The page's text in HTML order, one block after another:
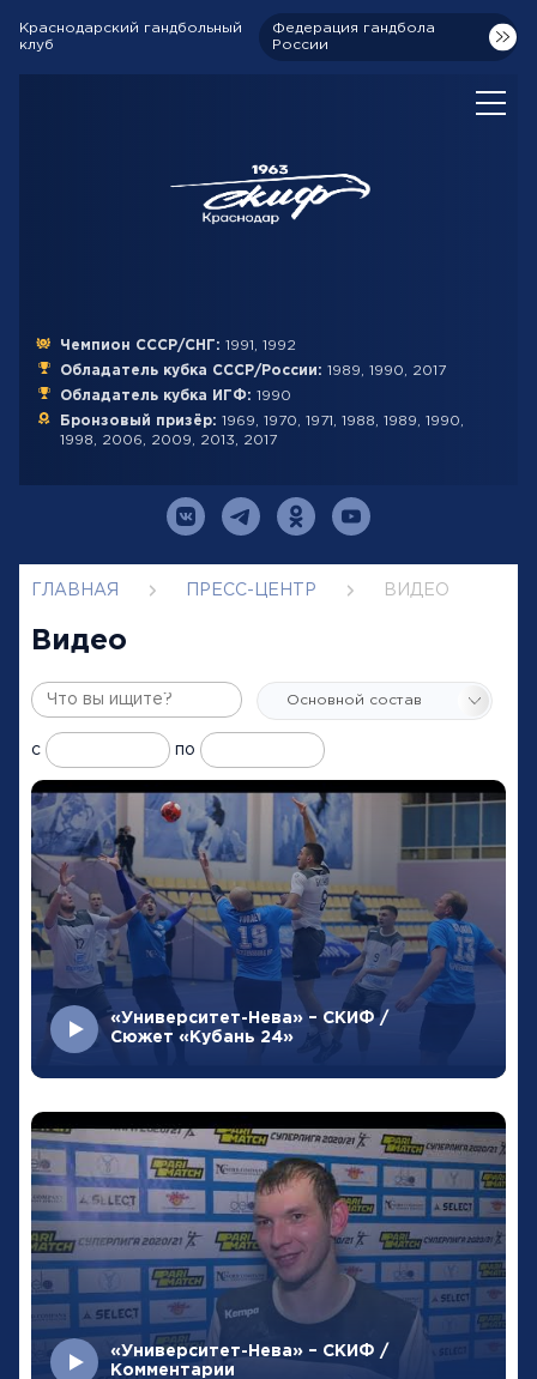
Краснодарский гандбольный
клуб
Федерация гандбола
России
Чемпион СССР/СНГ: 1991, 1992
Обладатель кубка СССР/России: 1989, 1990, 2017
Обладатель кубка ИГФ: 1990
Бронзовый призёр: 1969, 1970, 1971, 1988, 1989, 1990,
1998, 2006, 2009, 2013, 2017
ГЛАВНАЯ ПРЕСС-ЦЕНТР ВИДЕО
Видео
с по
«Университет-Нева» – СКИФ /
Сюжет «Кубань 24»
«Университет-Нева» – СКИФ /
Комментарии